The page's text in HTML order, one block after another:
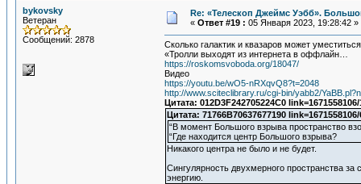
bykovsky
Ветеран
Сообщений: 2878
Re: «Телескоп Джеймс Уэбб».
« Ответ #19 : 05 Января 2023, 19:28:42 »
Сколько галактик и квазаров может
«Тролли выходят из интернета в оффлайн…
https://roskomsvoboda.org/18047/
Видео
https://youtu.be/wO5-nRXqvQ8?t=2048
http://www.sciteclibrary.ru/cgi-bin/yabb2/
Цитата: 012D3F242705224C0
Цитата: 71766B70637677190
“В момент Большого взрыва пространство
“Где находится центр Большого взрыва?
Никакого центра не было и не будет.
Сингулярность двухмерного пространства за
энергию.